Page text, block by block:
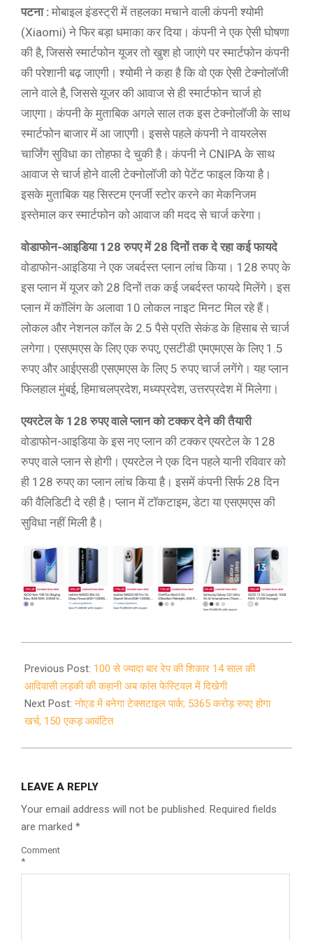
पटना : मोबाइल इंडस्ट्री में तहलका मचाने वाली कंपनी श्योमी
(Xiaomi) ने फिर बड़ा धमाका कर दिया। कंपनी ने एक ऐसी घोषणा
की है, जिससे स्मार्टफोन यूजर तो खुश हो जाएंगे पर स्मार्टफोन कंपनी
की परेशानी बढ़ जाएगी। श्योमी ने कहा है कि वो एक ऐसी टेक्नोलॉजी
लाने वाले है, जिससे यूजर की आवाज से ही स्मार्टफोन चार्ज हो
जाएगा। कंपनी के मुताबिक अगले साल तक इस टेक्नोलॉजी के साथ
स्मार्टफोन बाजार में आ जाएगी। इससे पहले कंपनी ने वायरलेस
चार्जिंग सुविधा का तोहफा दे चुकी है। कंपनी ने CNIPA के साथ
आवाज से चार्ज होने वाली टेक्नोलॉजी को पेटेंट फाइल किया है।
इसके मुताबिक यह सिस्टम एनर्जी स्टोर करने का मेकनिजम
इस्तेमाल कर स्मार्टफोन को आवाज की मदद से चार्ज करेगा।
वोडाफोन-आइडिया 128 रुपए में 28 दिनों तक दे रहा कई फायदे
वोडाफोन-आइडिया ने एक जबर्दस्त प्लान लांच किया। 128 रुपए के
इस प्लान में यूजर को 28 दिनों तक कई जबर्दस्त फायदे मिलेंगे। इस
प्लान में कॉलिंग के अलावा 10 लोकल नाइट मिनट मिल रहे हैं।
लोकल और नेशनल कॉल के 2.5 पैसे प्रति सेकंड के हिसाब से चार्ज
लगेगा। एसएमएस के लिए एक रुपए, एसटीडी एमएमएस के लिए 1.5
रुपए और आईएसडी एसएमएस के लिए 5 रुपए चार्ज लगेंगे। यह प्लान
फिलहाल मुंबई, हिमाचलप्रदेश, मध्यप्रदेश, उत्तरप्रदेश में मिलेगा।
एयरटेल के 128 रुपए वाले प्लान को टक्कर देने की तैयारी
वोडाफोन-आइडिया के इस नए प्लान की टक्कर एयरटेल के 128
रुपए वाले प्लान से होगी। एयरटेल ने एक दिन पहले यानी रविवार को
ही 128 रुपए का प्लान लांच किया है। इसमें कंपनी सिर्फ 28 दिन
की वैलिडिटी दे रही है। प्लान में टॉकटाइम, डेटा या एसएमएस की
सुविधा नहीं मिली है।
06-
29
Previous Post: 100 से ज्यादा बार रेप की शिकार 14 साल की
आदिवासी लड़की की कहानी अब कांस फेस्टिवल में दिखेगी
Next Post:नोएड में बनेगा टेक्सटाइल पार्क; 5365 करोड़ रुपए होगा
खर्च, 150 एकड़ आवंटित
LEAVE A REPLY
Your email address will not be published. Required fields
are marked *
Comment
*